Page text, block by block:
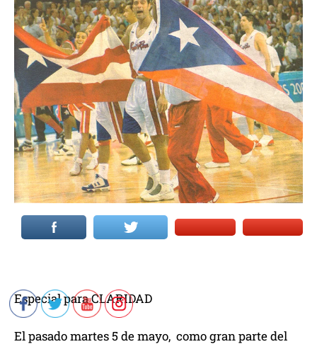
Especial para CLARIDAD
El pasado martes 5 de mayo, como gran parte del